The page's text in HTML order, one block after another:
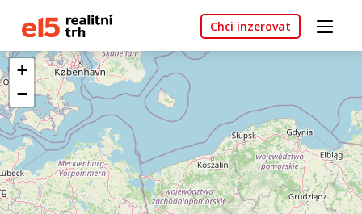
Chci inzerovat
+
−